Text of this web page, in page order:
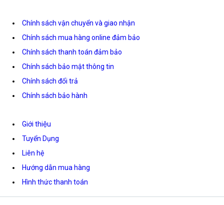
Chính sách vận chuyển và giao nhận
Chính sách mua hàng online đảm bảo
Chính sách thanh toán đảm bảo
Chính sách bảo mật thông tin
Chính sách đổi trả
Chính sách bảo hành
Giới thiệu
Tuyển Dụng
Liên hệ
Hướng dẫn mua hàng
Hình thức thanh toán